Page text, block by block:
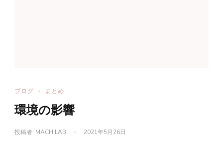
ブログ まとめ
環境の影響
投稿者: MACHILAB 2021年5月26日